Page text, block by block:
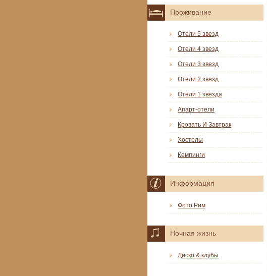
Проживание
Отели 5 звезд
Отели 4 звезд
Отели 3 звезд
Отели 2 звезд
Отели 1 звезда
Апарт-отели
Кровать И Завтрак
Хостелы
Кемпинги
Информация
Фото Рим
Ночная жизнь
Диско & клубы